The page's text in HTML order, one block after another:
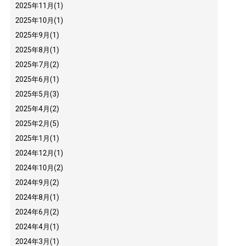
2025年11月(1)
2025年10月(1)
2025年9月(1)
2025年8月(1)
2025年7月(2)
2025年6月(1)
2025年5月(3)
2025年4月(2)
2025年2月(5)
2025年1月(1)
2024年12月(1)
2024年10月(2)
2024年9月(2)
2024年8月(1)
2024年6月(2)
2024年4月(1)
2024年3月(1)